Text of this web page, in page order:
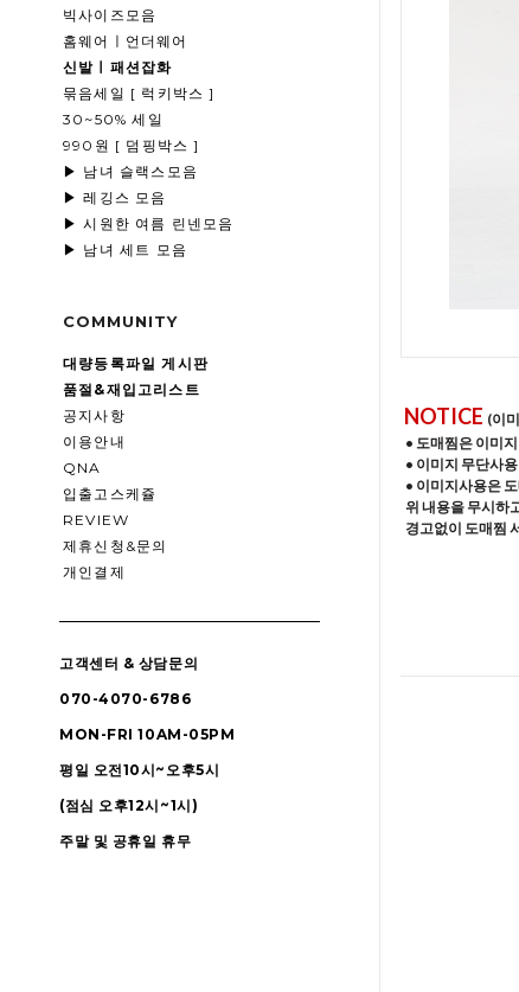
빅사이즈모음
홈웨어ㅣ언더웨어
신발ㅣ패션잡화
묶음세일 [ 럭키박스 ]
30~50% 세일
990원 [ 덤핑박스 ]
▶ 남녀 슬랙스모음
▶ 레깅스 모음
▶ 시원한 여름 린넨모음
▶ 남녀 세트 모음
COMMUNITY
대량등록파일 게시판
품절&재입고리스트
공지사항
이용안내
QNA
입출고스케쥴
REVIEW
제휴신청&문의
개인결제
고객센터 & 상담문의
070-4070-6786
MON-FRI 10AM-05PM
평일 오전10시~오후5시
(점심 오후12시~1시)
주말 및 공휴일 휴무
NOTICE (이
• 도매찜은 이미
• 이미지 무단사
• 이미지사용은
위 내용을 무시하
경고없이 도매찜